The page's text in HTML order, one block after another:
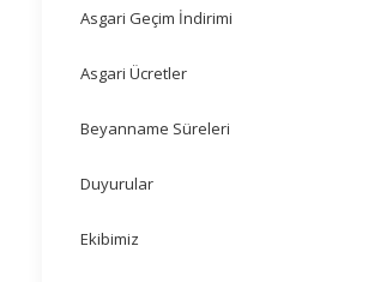
Asgari Geçim İndirimi
Asgari Ücretler
Beyanname Süreleri
Duyurular
Ekibimiz